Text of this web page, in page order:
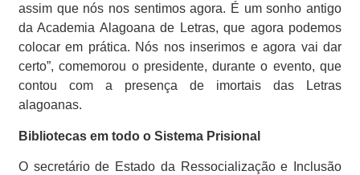
assim que nós nos sentimos agora. É um sonho antigo
da Academia Alagoana de Letras, que agora podemos
colocar em prática. Nós nos inserimos e agora vai dar
certo”, comemorou o presidente, durante o evento, que
contou com a presença de imortais das Letras
alagoanas.
Bibliotecas em todo o Sistema Prisional
O secretário de Estado da Ressocialização e Inclusão